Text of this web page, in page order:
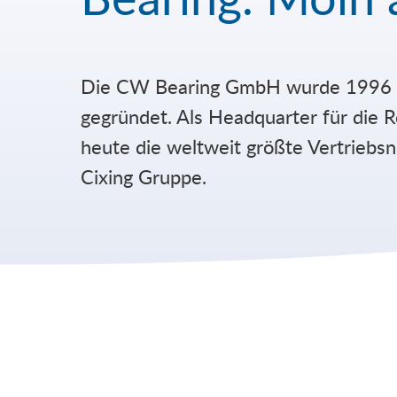
Karriere
Unternehmen
FAQ
Die CW Bearing GmbH wurde
gegründet. Als Headquarter für die
heute die weltweit größte
Cixing Gruppe.